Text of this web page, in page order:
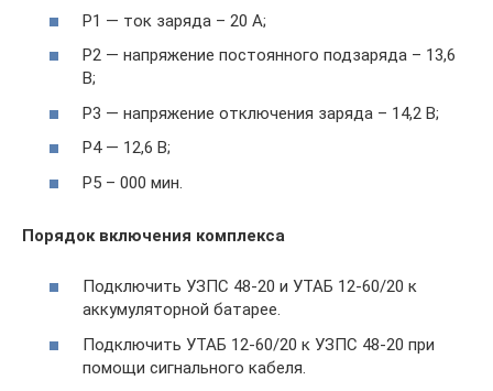
Р1 — ток заряда – 20 А;
Р2 — напряжение постоянного подзаряда – 13,6
В;
Р3 — напряжение отключения заряда – 14,2 В;
Р4 — 12,6 В;
Р5 – 000 мин.
Порядок включения комплекса
Подключить УЗПС 48-20 и УТАБ 12-60/20 к
аккумуляторной батарее.
Подключить УТАБ 12-60/20 к УЗПС 48-20 при
помощи сигнального кабеля.